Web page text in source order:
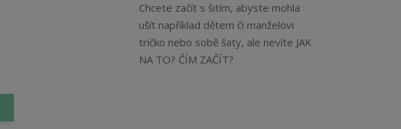
Chcete začít s šitím, abyste mohla
ušít například dětem či manželovi
tričko nebo sobě šaty, ale nevíte JAK
NA TO? ČÍM ZAČÍT?